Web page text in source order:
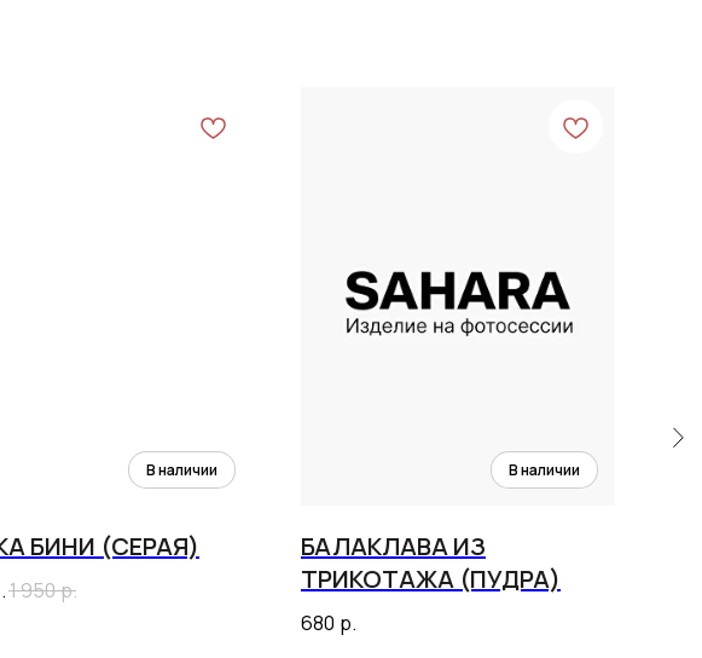
БИНИ (СЕРАЯ)
1 950р.
БАЛАКЛАВА ИЗ
ТРИКОТАЖА (ПУДРА)
680 р.